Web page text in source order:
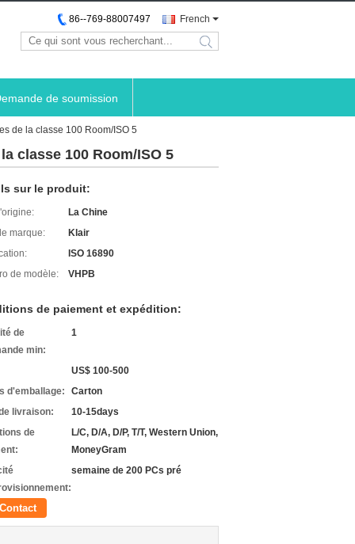
French
86--769-88007497
search
de soumission
de la classe 100 Room/ISO 5
classe 100 Room/ISO 5
sur le produit:
La Chine
marque:
Klair
ISO 16890
de modèle:
VHPB
de paiement et expédition:
de
min:
1
US$ 100-500
d'emballage:
Carton
livraison:
10-15days
de
L/C, D/A, D/P, T/T, Western Union,
MoneyGram
semaine de 200 PCs pré
Contact